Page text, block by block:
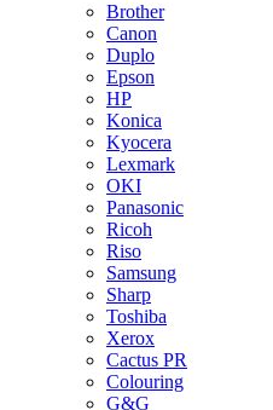
Brother
Canon
Duplo
Epson
HP
Konica
Kyocera
Lexmark
OKI
Panasonic
Ricoh
Riso
Samsung
Sharp
Toshiba
Xerox
Cactus PR
Colouring
G&G